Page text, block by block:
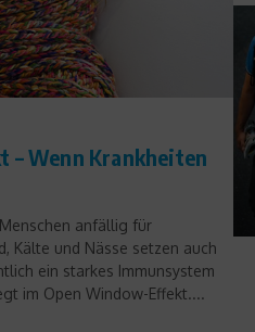
– Wenn Krankheiten
anfällig für
Kälte und Nässe setzen auch
ein starkes Immunsystem
im Open Window-Effekt....
2014